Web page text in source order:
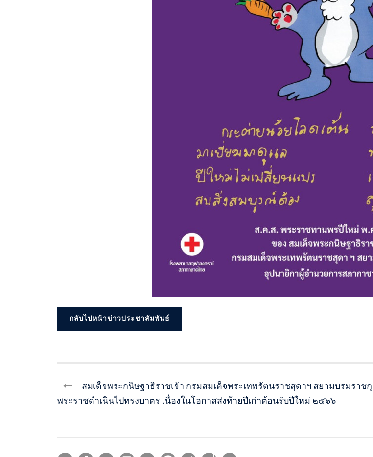
กลับไปหน้าข่าวประชาสัมพันธ์
สมเด็จพระกนิษฐาธิราชเจ้า กรมสมเด็จพระเทพรัตนราชสุดาฯ สยามบรมรา
พระราชดำเนินไปทรงบาตร เนื่องในโอกาสส่งท้ายปีเก่าต้อนรับปีใหม่ ๒๕๖๖